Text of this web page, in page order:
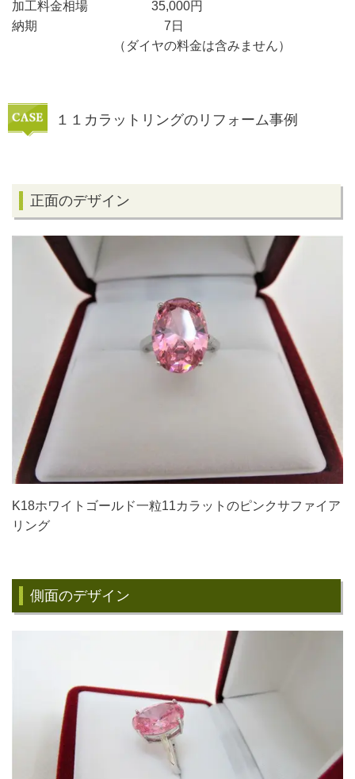
加工料金相場 35,000円
納期 7日
（ダイヤの料金は含みません）
１１カラットリングのリフォーム事例
正面のデザイン
K18ホワイトゴールド一粒11カラットのピンクサファイア
リング
側面のデザイン